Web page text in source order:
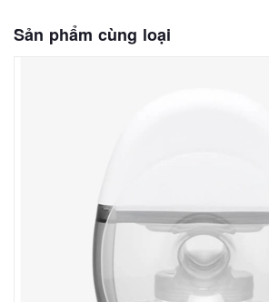
Sản phẩm cùng loại